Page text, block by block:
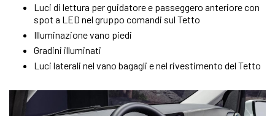
Luci di lettura per guidatore e passeggero anteriore con
spot a LED nel gruppo comandi sul Tetto
Illuminazione vano piedi
Gradini illuminati
Luci laterali nel vano bagagli e nel rivestimento del Tetto